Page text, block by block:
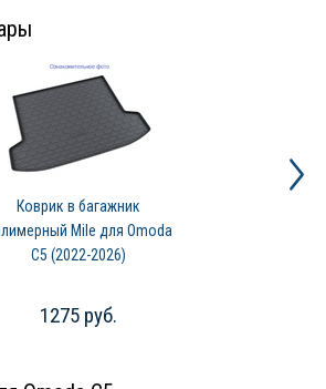
– компания осуществляет поставку
Коврик в багажник
Mile для Omoda
C5 (2022-2026)
1275 руб.